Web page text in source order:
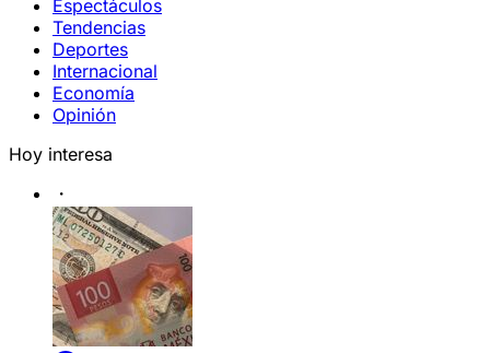
Espectáculos
Tendencias
Deportes
Internacional
Economía
Opinión
Hoy interesa